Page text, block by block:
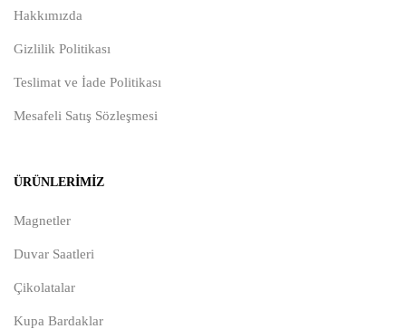
Hakkımızda
Gizlilik Politikası
Teslimat ve İade Politikası
Mesafeli Satış Sözleşmesi
ÜRÜNLERIMIZ
Magnetler
Duvar Saatleri
Çikolatalar
Kupa Bardaklar